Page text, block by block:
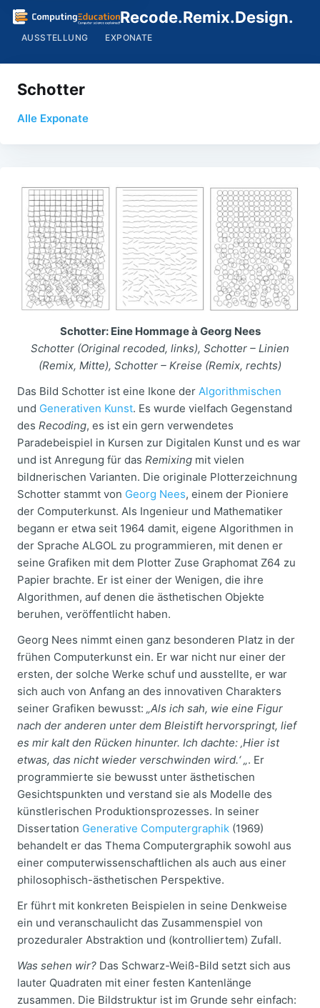
Recode.Remix.Design.
AUSSTELLUNG EXPONATE
Schotter
Alle Exponate
Schotter: Eine Hommage à Georg Nees
Schotter (Original recoded, links), Schotter – Linien
(Remix, Mitte), Schotter – Kreise (Remix, rechts)
Das Bild Schotter ist eine Ikone der Algorithmischen
und Generativen Kunst. Es wurde vielfach Gegenstand
des Recoding, es ist ein gern verwendetes
Paradebeispiel in Kursen zur Digitalen Kunst und es war
und ist Anregung für das Remixing mit vielen
bildnerischen Varianten. Die originale Plotterzeichnung
Schotter stammt von Georg Nees, einem der Pioniere
der Computerkunst. Als Ingenieur und Mathematiker
begann er etwa seit 1964 damit, eigene Algorithmen in
der Sprache ALGOL zu programmieren, mit denen er
seine Grafiken mit dem Plotter Zuse Graphomat Z64 zu
Papier brachte. Er ist einer der Wenigen, die ihre
Algorithmen, auf denen die ästhetischen Objekte
beruhen, veröffentlicht haben.
Georg Nees nimmt einen ganz besonderen Platz in der
frühen Computerkunst ein. Er war nicht nur einer der
ersten, der solche Werke schuf und ausstellte, er war
sich auch von Anfang an des innovativen Charakters
seiner Grafiken bewusst: „Als ich sah, wie eine Figur
nach der anderen unter dem Bleistift hervorspringt, lief
es mir kalt den Rücken hinunter. Ich dachte: ‚Hier ist
etwas, das nicht wieder verschwinden wird.‘ „. Er
programmierte sie bewusst unter ästhetischen
Gesichtspunkten und verstand sie als Modelle des
künstlerischen Produktionsprozesses. In seiner
Dissertation Generative Computergraphik (1969)
behandelt er das Thema Computergraphik sowohl aus
einer computerwissenschaftlichen als auch aus einer
philosophisch-ästhetischen Perspektive.
Er führt mit konkreten Beispielen in seine Denkweise
ein und veranschaulicht das Zusammenspiel von
prozeduraler Abstraktion und (kontrolliertem) Zufall.
Was sehen wir? Das Schwarz-Weiß-Bild setzt sich aus
lauter Quadraten mit einer festen Kantenlänge
zusammen. Die Bildstruktur ist im Grunde sehr einfach: